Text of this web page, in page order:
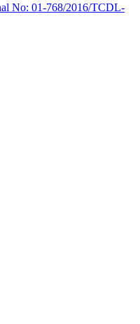
No: 01-768/2016/TCDL-